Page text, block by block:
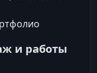
и работы